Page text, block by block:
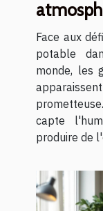
ils
Face aux
potable
monde, les
capte
produire de